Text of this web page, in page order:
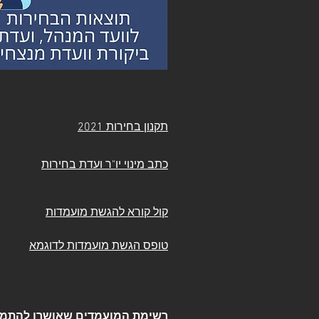
תקנון בחירות 2021
כתב מינוי יו"ר ועדת בחירות
קול קורא להגשת מועמדות
טופס הגשת מועמדות לדוגמא